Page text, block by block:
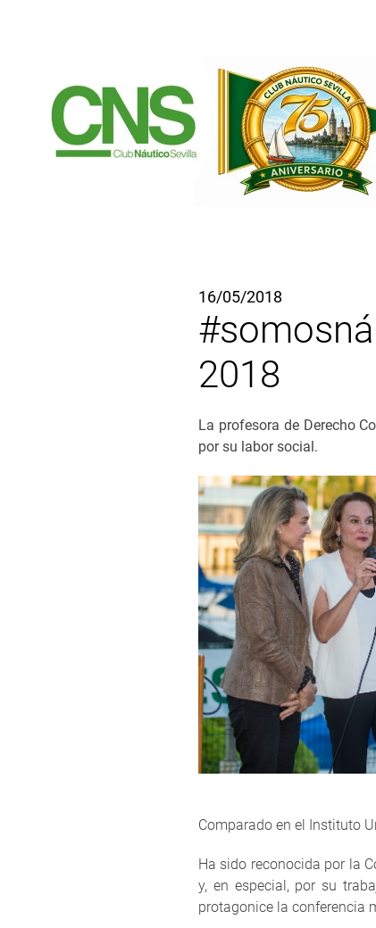
16/05/2018
2018
La profesora de Derecho
por su labor social.
Comparado en el Instituto
Ha sido reconocida por la
y, en especial, por su
protagonice la conferencia